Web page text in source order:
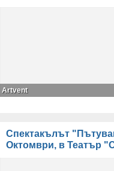
Artvent
Спектакълът
Октомври, в Театър